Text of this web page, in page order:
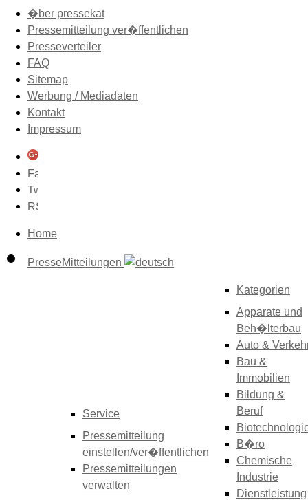
�ber pressekat
Pressemitteilung ver�ffentlichen
Presseverteiler
FAQ
Sitemap
Werbung / Mediadaten
Kontakt
Impressum
Home
PresseMitteilungen
Service
Pressemitteilung
einstellen/ver�ffentlichen
Pressemitteilungen
verwalten
Kategorien
Apparate und
Beh�lterbau
Auto &
Bau &
Immobilien
Bildung &
Beruf
B�ro
Chemische
Industrie
Dienstleistung